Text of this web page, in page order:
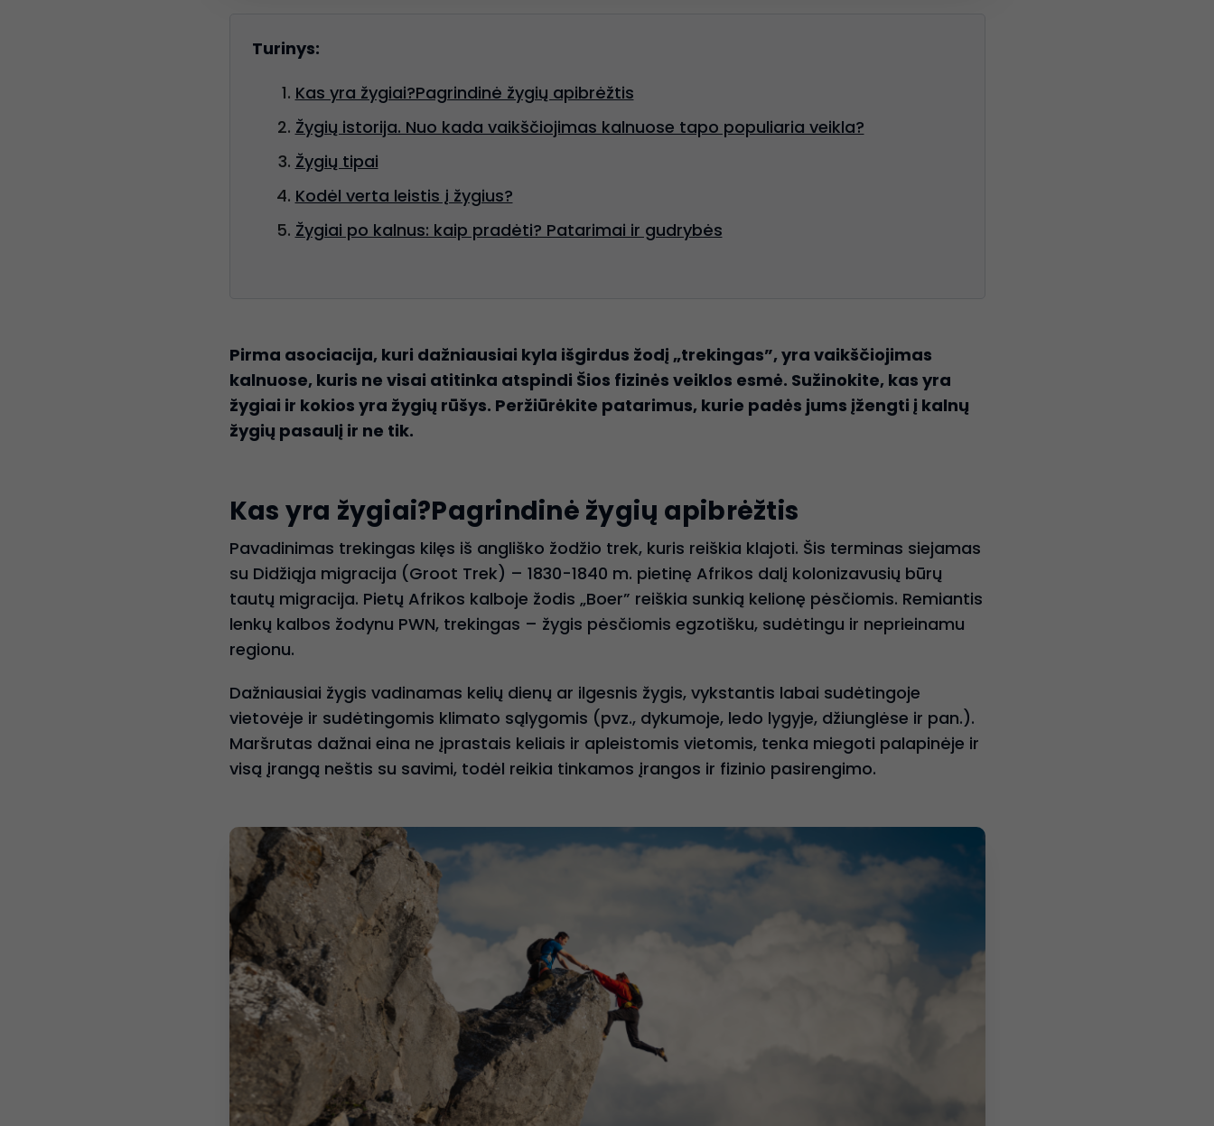
Turinys:
Kas yra žygiai?Pagrindinė žygių apibrėžtis
Žygių istorija. Nuo kada vaikščiojimas kalnuose tapo populiaria veikla?
Žygių tipai
Kodėl verta leistis į žygius?
Žygiai po kalnus: kaip pradėti? Patarimai ir gudrybės
Pirma asociacija, kuri dažniausiai kyla išgirdus žodį „trekingas”, yra vaikščiojimas
kalnuose, kuris ne visai atitinka atspindi Šios fizinės veiklos esmė. Sužinokite, kas yra
žygiai ir kokios yra žygių rūšys. Peržiūrėkite patarimus, kurie padės jums įžengti į kalnų
žygių pasaulį ir ne tik.
Kas yra žygiai?Pagrindinė žygių apibrėžtis
Pavadinimas trekingas kilęs iš angliško žodžio trek, kuris reiškia klajoti. Šis terminas siejamas
su Didžiąja migracija (Groot Trek) – 1830-1840 m. pietinę Afrikos dalį kolonizavusių būrų
tautų migracija. Pietų Afrikos kalboje žodis „Boer” reiškia sunkią kelionę pėsčiomis. Remiantis
lenkų kalbos žodynu PWN, trekingas – žygis pėsčiomis egzotišku, sudėtingu ir neprieinamu
regionu.
Dažniausiai žygis vadinamas kelių dienų ar ilgesnis žygis, vykstantis labai sudėtingoje
vietovėje ir sudėtingomis klimato sąlygomis (pvz., dykumoje, ledo lygyje, džiunglėse ir pan.).
Maršrutas dažnai eina ne įprastais keliais ir apleistomis vietomis, tenka miegoti palapinėje ir
visą įrangą neštis su savimi, todėl reikia tinkamos įrangos ir fizinio pasirengimo.